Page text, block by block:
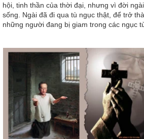
hội, tinh thần của thời đại, nhưng vì đời
sống. Ngài đã đi qua tù ngục thật, để trở
những người đang bị giam trong các ngục